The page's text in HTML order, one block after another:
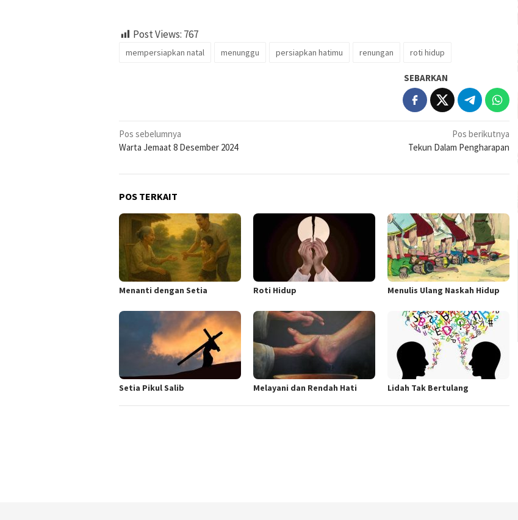
Post Views: 767
mempersiapkan natal menunggu persiapkan hatimu renungan roti hidup
SEBARKAN
Navigasi
pos
Pos sebelumnya
Warta Jemaat 8 Desember 2024
Pos berikutnya
Tekun Dalam Pengharapan
POS TERKAIT
Menanti dengan Setia Roti Hidup Menulis Ulang Naskah Hidup
Setia Pikul Salib Melayani dan Rendah Hati Lidah Tak Bertulang